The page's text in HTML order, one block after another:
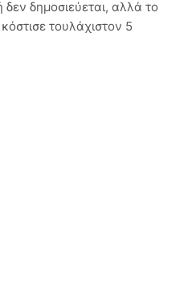
δεν δημοσιεύεται, αλλά το
τουλάχιστον 5